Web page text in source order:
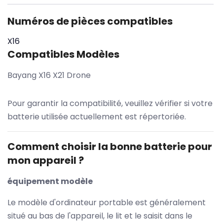
Numéros de pièces compatibles
X16
Compatibles Modèles
Bayang X16 X21 Drone
Pour garantir la compatibilité, veuillez vérifier si votre
batterie utilisée actuellement est répertoriée.
Comment choisir la bonne batterie pour
mon appareil ?
équipement modèle
Le modèle d'ordinateur portable est généralement
situé au bas de l'appareil, le lit et le saisit dans le